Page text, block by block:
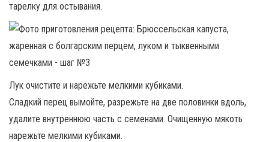
тарелку для остывания.
Лук очистите и нарежьте мелкими кубиками.
Сладкий перец вымойте, разрежьте на две половинки вдоль,
удалите внутреннюю часть с семенами. Очищенную мякоть
нарежьте мелкими кубиками.